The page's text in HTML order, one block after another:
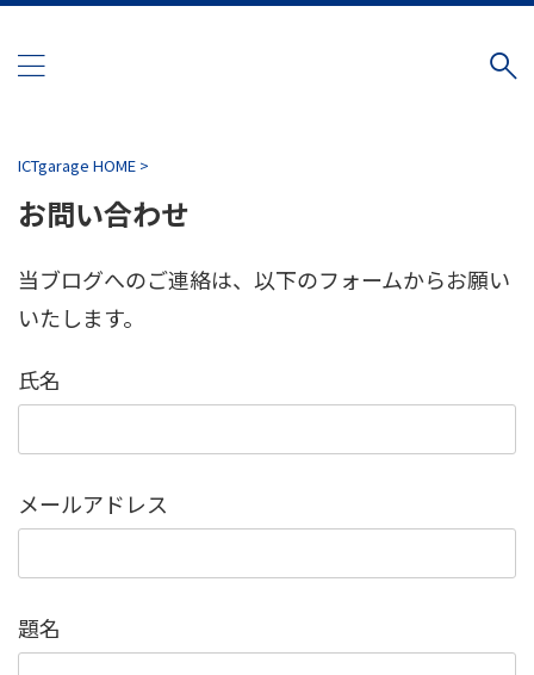
ICTgarage HOME >
お問い合わせ
当ブログへのご連絡は、以下のフォームからお願い
いたします。
氏名
メールアドレス
題名